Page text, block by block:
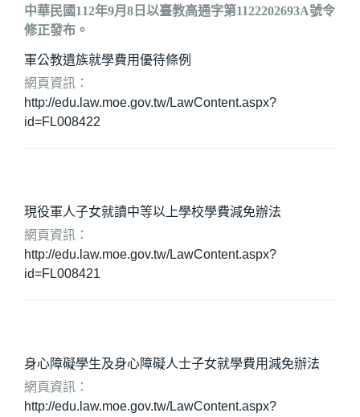
不利處境學生助學金
生活助學金
緊急紓困助學金
懷孕學生輔導資源
學生請假
導師服務
學務你我他 Q&A
中華民國112年9月8日以臺教高通字第1122202693A號令
修正發布。
第一條修正總說明：
現行身心障礙學生及身心障礙人士子女就學費...
軍公教遺族就學費用優待條例
網頁資訊：
http://edu.law.moe.gov.tw/LawContent.aspx?
id=FL008422
現役軍人子女就讀中等以上學校學費減免辦法
網頁資訊：
http://edu.law.moe.gov.tw/LawContent.aspx?
id=FL008421
身心障礙學生及身心障礙人士子女就學費用減免辦法
網頁資訊：
http://edu.law.moe.gov.tw/LawContent.aspx?